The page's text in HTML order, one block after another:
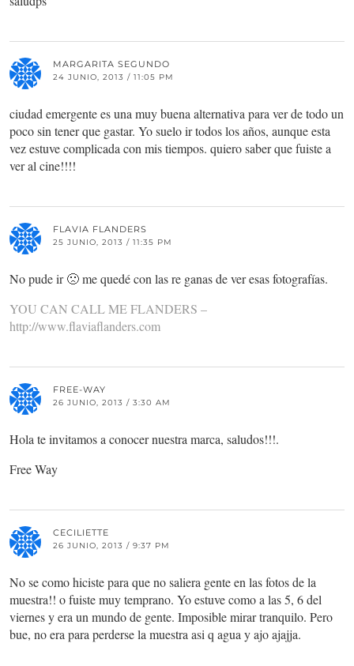
MARGARITA SEGUNDO
24 JUNIO, 2013 / 11:05 PM
ciudad emergente es una muy buena alternativa para ver de todo un
poco sin tener que gastar. Yo suelo ir todos los años, aunque esta
vez estuve complicada con mis tiempos. quiero saber que fuiste a
ver al cine!!!!
FLAVIA FLANDERS
25 JUNIO, 2013 / 11:35 PM
No pude ir 🙁 me quedé con las re ganas de ver esas fotografías.
YOU CAN CALL ME FLANDERS –
http://www.flaviaflanders.com
FREE-WAY
26 JUNIO, 2013 / 3:30 AM
Hola te invitamos a conocer nuestra marca, saludos!!!.
Free Way
CECILIETTE
26 JUNIO, 2013 / 9:37 PM
No se como hiciste para que no saliera gente en las fotos de la
muestra!! o fuiste muy temprano. Yo estuve como a las 5, 6 del
viernes y era un mundo de gente. Imposible mirar tranquilo. Pero
bue, no era para perderse la muestra asi q agua y ajo ajajja.